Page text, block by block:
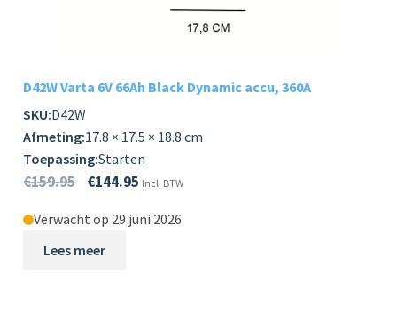
SOORTEN
D42W Varta 6V 66Ah Black Dynamic accu, 360A
SKU:D42W
Afmeting:17.8 × 17.5 × 18.8 cm
Toepassing:Starten
€159.95 €144.95 Incl. BTW
Verwacht op 29 juni 2026
Lees meer